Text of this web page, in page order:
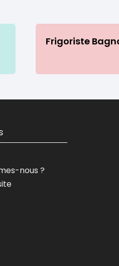
Frigoriste
nous ?